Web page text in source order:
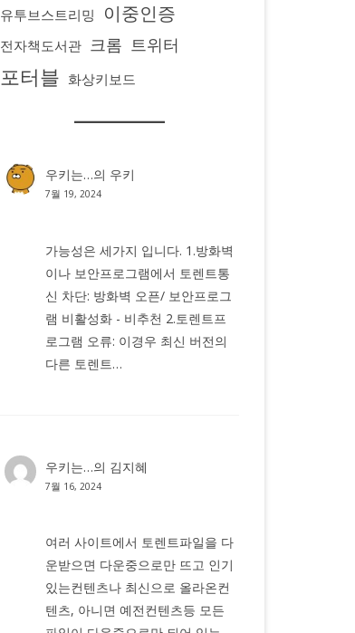
유투브스트리밍
이중인증
전자책도서관 크롬 트위터
포터블 화상키보드
우키는…의 우키
7월 19, 2024
가능성은 세가지 입니다. 1.방화벽
이나 보안프로그램에서 토렌트통
신 차단: 방화벽 오픈/ 보안프로그
램 비활성화 - 비추천 2.토렌트프
로그램 오류: 이경우 최신 버전의
다른 토렌트…
우키는…의 김지혜
7월 16, 2024
여러 사이트에서 토렌트파일을 다
운받으면 다운중으로만 뜨고 인기
있는컨텐츠나 최신으로 올라온컨
텐츠, 아니면 예전컨텐츠등 모든